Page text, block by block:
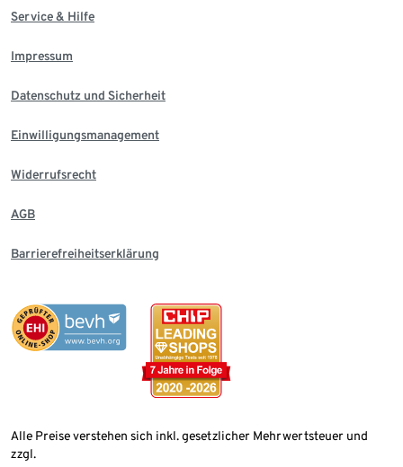
Service & Hilfe
Impressum
Datenschutz und Sicherheit
Einwilligungsmanagement
Widerrufsrecht
AGB
Barrierefreiheitserklärung
Alle Preise verstehen sich inkl. gesetzlicher Mehrwertsteuer und
zzgl.